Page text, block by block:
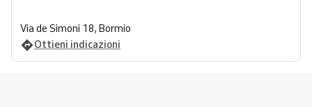
Via de Simoni 18, Bormio
Ottieni indicazioni